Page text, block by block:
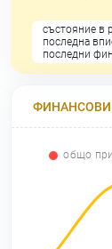
състояние в
последна
последни
общо